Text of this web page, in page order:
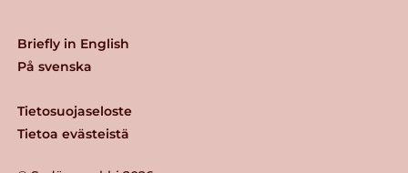
Tietosuojaseloste
Tietoa evästeistä
Briefly in English
På svenska